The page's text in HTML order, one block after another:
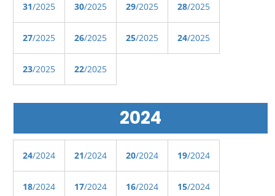
31/2025 30/2025 29/2025 28/2025
27/2025 26/2025 25/2025 24/2025
23/2025 22/2025
2024
24/2024 21/2024 20/2024 19/2024
18/2024 17/2024 16/2024 15/2024